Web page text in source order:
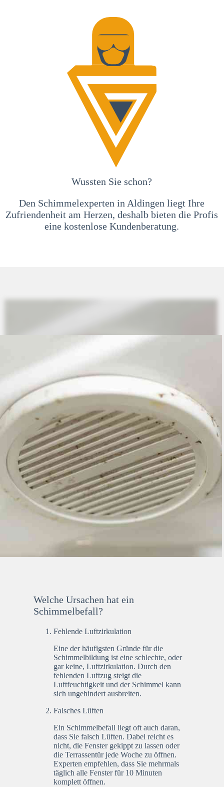
Wussten Sie schon?
Den Schimmelexperten in Aldingen liegt Ihre
Zufriendenheit am Herzen, deshalb bieten die Profis
eine kostenlose Kundenberatung.
Welche Ursachen hat ein
Schimmelbefall?
Fehlende Luftzirkulation
Eine der häufigsten Gründe für die
Schimmelbildung ist eine schlechte, oder
gar keine, Luftzirkulation. Durch den
fehlenden Luftzug steigt die
Luftfeuchtigkeit und der Schimmel kann
sich ungehindert ausbreiten.
Falsches Lüften
Ein Schimmelbefall liegt oft auch daran,
dass Sie falsch Lüften. Dabei reicht es
nicht, die Fenster gekippt zu lassen oder
die Terrassentür jede Woche zu öffnen.
Experten empfehlen, dass Sie mehrmals
täglich alle Fenster für 10 Minuten
komplett öffnen.